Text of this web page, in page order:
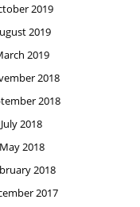
2019
2019
2019
2018
2018
July 2018
May 2018
2018
2017